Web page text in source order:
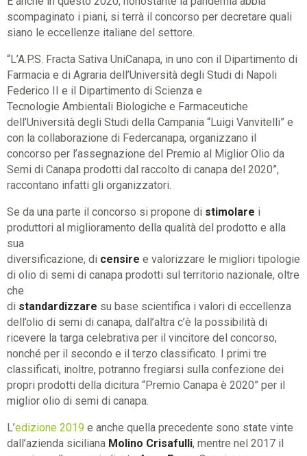
scompaginato i piani, si terrà il concorso per decretare quali
siano le eccellenze italiane del settore.
“L’A.P.S. Fracta Sativa UniCanapa, in uno con il Dipartimento di
Farmacia e di Agraria dell’Università degli Studi di Napoli
Federico II e il Dipartimento di Scienza e
Tecnologie Ambientali Biologiche e Farmaceutiche
dell’Università degli Studi della Campania “Luigi Vanvitelli” e
con la collaborazione di Federcanapa, organizzano il
concorso per l’assegnazione del Premio al Miglior Olio da
Semi di Canapa prodotti dal raccolto di canapa del 2020”,
raccontano infatti gli organizzatori.
Se da una parte il concorso si propone di stimolare i
produttori al miglioramento della qualità del prodotto e alla
sua
diversificazione, di censire e valorizzare le migliori tipologie
di olio di semi di canapa prodotti sul territorio nazionale, oltre
che
di standardizzare su base scientifica i valori di eccellenza
dell’olio di semi di canapa, dall’altra c’è la possibilità di
ricevere la targa celebrativa per il vincitore del concorso,
nonché per il secondo e il terzo classificato. I primi tre
classificati, inoltre, potranno fregiarsi sulla confezione dei
propri prodotti della dicitura “Premio Canapa è 2020” per il
miglior olio di semi di canapa.
L’edizione 2019 e anche quella precedente sono state vinte
dall’azienda siciliana Molino Crisafulli, mentre nel 2017 il